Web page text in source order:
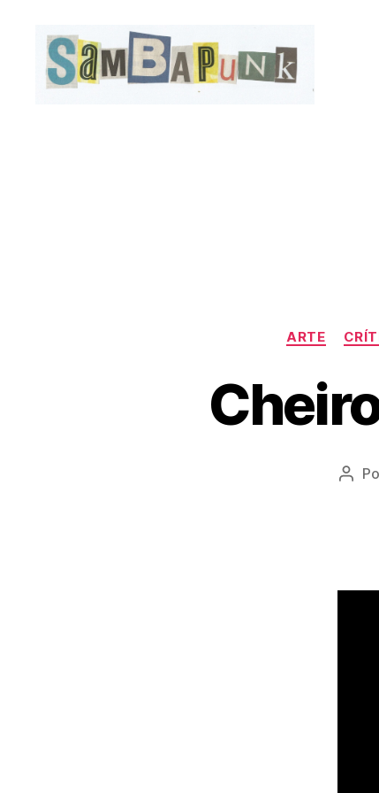
ARTE